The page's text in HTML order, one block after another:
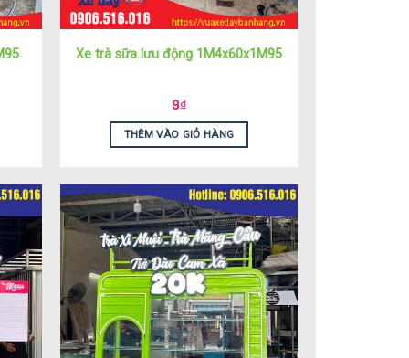
Xe trà sữa lưu động 1M4x60x1M95
9₫
THÊM VÀO GIỎ HÀNG